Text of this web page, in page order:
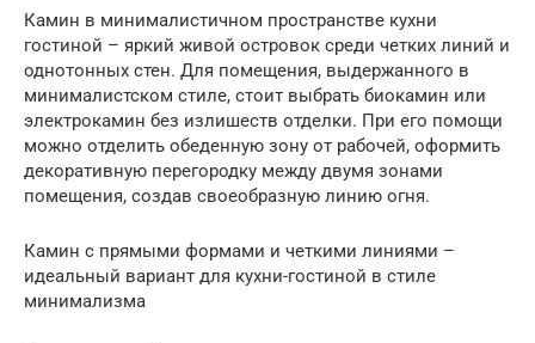
Камин в минималистичном пространстве кухни
гостиной – яркий живой островок среди четких линий и
однотонных стен. Для помещения, выдержанного в
минималистском стиле, стоит выбрать биокамин или
электрокамин без излишеств отделки. При его помощи
можно отделить обеденную зону от рабочей, оформить
декоративную перегородку между двумя зонами
помещения, создав своеобразную линию огня.
Камин с прямыми формами и четкими линиями –
идеальный вариант для кухни-гостиной в стиле
минимализма